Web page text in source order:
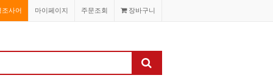
장바구니
주문조회
마이페이지
조사어